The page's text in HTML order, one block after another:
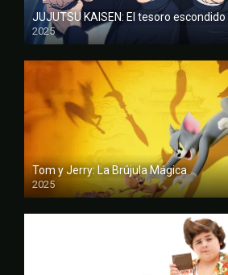
2025
FULL HD
Tom y Jerry: La Brújula Mágica
2025
CAM